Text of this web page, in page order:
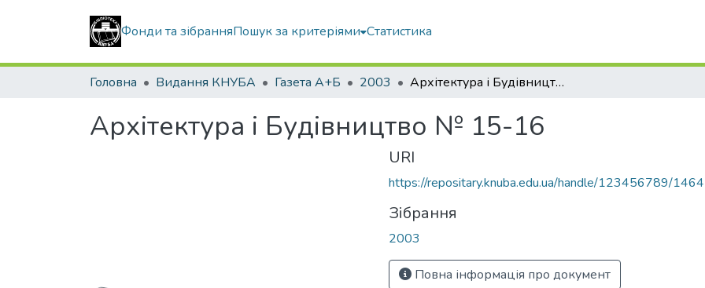
Фонди та зібранняПошук за критеріями Статистика
Головна Видання КНУБА Газета А+Б 2003 Архітектура і Будівництво № 15-16
Архітектура і Будівництво № 15-16
URI
https://repositary.knuba.edu.ua/handle/123456789/
Зібрання
2003
Повна інформація про документ